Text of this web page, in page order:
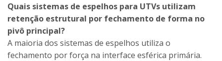
Quais sistemas de espelhos para UTVs utilizam
retenção estrutural por fechamento de forma no
pivô principal?
A maioria dos sistemas de espelhos utiliza o
fechamento por força na interface esférica primária.